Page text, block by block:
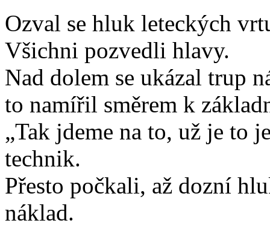
Ozval se hluk leteckých
Všichni pozvedli hlavy.
Nad dolem se ukázal trup
to namířil směrem k
„Tak jdeme na to, už je to
technik.
Přesto počkali, až dozní
náklad.